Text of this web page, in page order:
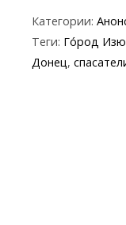
e
b
itt
er
e
Категории:
Теги: Го́род
Донец,